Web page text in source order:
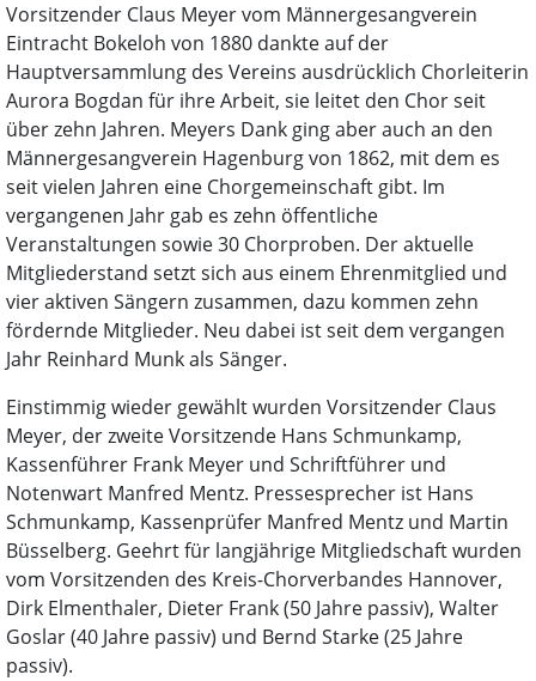
Vorsitzender Claus Meyer vom Männergesangverein
Eintracht Bokeloh von 1880 dankte auf der
Hauptversammlung des Vereins ausdrücklich Chorleiterin
Aurora Bogdan für ihre Arbeit, sie leitet den Chor seit
über zehn Jahren. Meyers Dank ging aber auch an den
Männergesangverein Hagenburg von 1862, mit dem es
seit vielen Jahren eine Chorgemeinschaft gibt. Im
vergangenen Jahr gab es zehn öffentliche
Veranstaltungen sowie 30 Chorproben. Der aktuelle
Mitgliederstand setzt sich aus einem Ehrenmitglied und
vier aktiven Sängern zusammen, dazu kommen zehn
fördernde Mitglieder. Neu dabei ist seit dem vergangen
Jahr Reinhard Munk als Sänger.
Einstimmig wieder gewählt wurden Vorsitzender Claus
Meyer, der zweite Vorsitzende Hans Schmunkamp,
Kassenführer Frank Meyer und Schriftführer und
Notenwart Manfred Mentz. Pressesprecher ist Hans
Schmunkamp, Kassenprüfer Manfred Mentz und Martin
Büsselberg. Geehrt für langjährige Mitgliedschaft wurden
vom Vorsitzenden des Kreis-Chorverbandes Hannover,
Dirk Elmenthaler, Dieter Frank (50 Jahre passiv), Walter
Goslar (40 Jahre passiv) und Bernd Starke (25 Jahre
passiv).